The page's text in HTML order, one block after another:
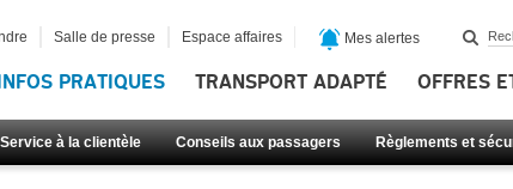
PRATIQUES TRANSPORT ADAPTÉ OFFRES
Service à la clientèle Conseils aux passagers Règlements et
Salle de presse Espace affaires Mes alertes